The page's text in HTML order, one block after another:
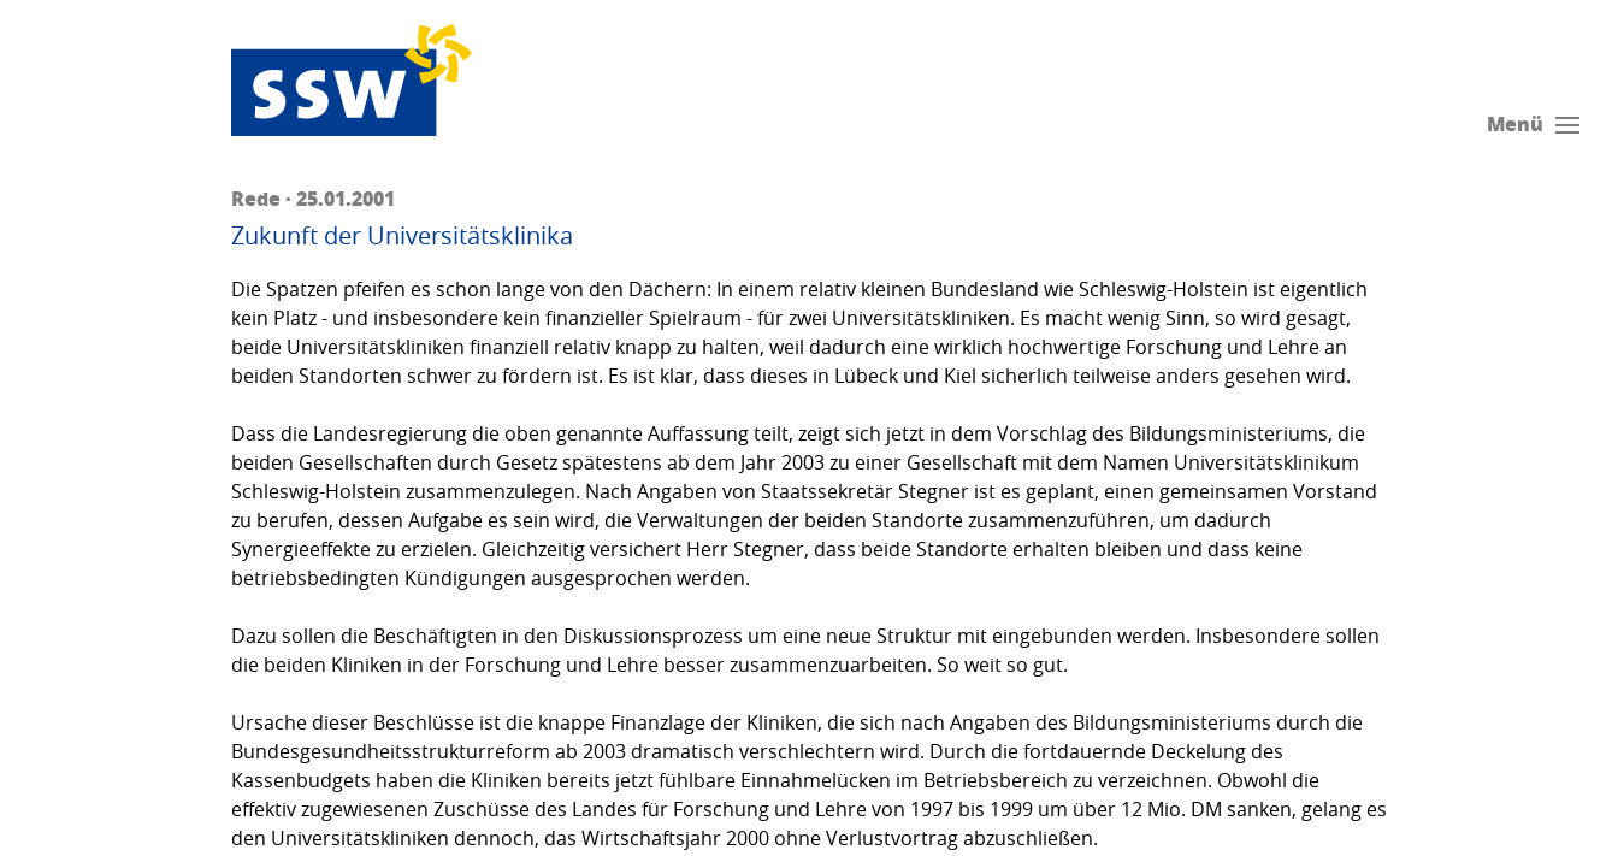
Menü
Rede · 25.01.2001
Zukunft der Universitätsklinika
Die Spatzen pfeifen es schon lange von den Dächern: In einem relativ kleinen Bundesland wie Schleswig-Holstein ist eigentlich
kein Platz - und insbesondere kein finanzieller Spielraum - für zwei Universitätskliniken. Es macht wenig Sinn, so wird gesagt,
beide Universitätskliniken finanziell relativ knapp zu halten, weil dadurch eine wirklich hochwertige Forschung und Lehre an
beiden Standorten schwer zu fördern ist. Es ist klar, dass dieses in Lübeck und Kiel sicherlich teilweise anders gesehen wird.
Dass die Landesregierung die oben genannte Auffassung teilt, zeigt sich jetzt in dem Vorschlag des Bildungsministeriums, die
beiden Gesellschaften durch Gesetz spätestens ab dem Jahr 2003 zu einer Gesellschaft mit dem Namen Universitätsklinikum
Schleswig-Holstein zusammenzulegen. Nach Angaben von Staatssekretär Stegner ist es geplant, einen gemeinsamen Vorstand
zu berufen, dessen Aufgabe es sein wird, die Verwaltungen der beiden Standorte zusammenzuführen, um dadurch
Synergieeffekte zu erzielen. Gleichzeitig versichert Herr Stegner, dass beide Standorte erhalten bleiben und dass keine
betriebsbedingten Kündigungen ausgesprochen werden.
Dazu sollen die Beschäftigten in den Diskussionsprozess um eine neue Struktur mit eingebunden werden. Insbesondere sollen
die beiden Kliniken in der Forschung und Lehre besser zusammenzuarbeiten. So weit so gut.
Ursache dieser Beschlüsse ist die knappe Finanzlage der Kliniken, die sich nach Angaben des Bildungsministeriums durch die
Bundesgesundheitsstrukturreform ab 2003 dramatisch verschlechtern wird. Durch die fortdauernde Deckelung des
Kassenbudgets haben die Kliniken bereits jetzt fühlbare Einnahmelücken im Betriebsbereich zu verzeichnen. Obwohl die
effektiv zugewiesenen Zuschüsse des Landes für Forschung und Lehre von 1997 bis 1999 um über 12 Mio. DM sanken, gelang es
den Universitätskliniken dennoch, das Wirtschaftsjahr 2000 ohne Verlustvortrag abzuschließen.